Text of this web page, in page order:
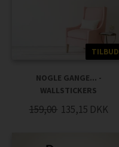
TILBUD
NOGLE GANGE... -
WALLSTICKERS
159,00 135,15 DKK